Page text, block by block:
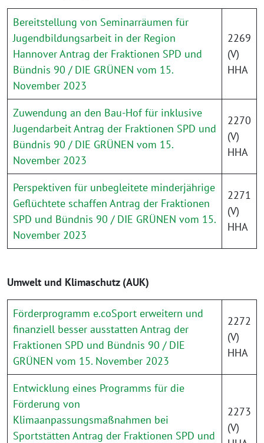
Bereitstellung von Seminarräumen für
Jugendbildungsarbeit in der Region
Hannover Antrag der Fraktionen SPD und
Bündnis 90 / DIE GRÜNEN vom 15.
November 2023
2269
(V)
HHA
Zuwendung an den Bau-Hof für inklusive
Jugendarbeit Antrag der Fraktionen SPD und
Bündnis 90 / DIE GRÜNEN vom 15.
November 2023
2270
(V)
HHA
Perspektiven für unbegleitete minderjährige
Geflüchtete schaffen Antrag der Fraktionen
SPD und Bündnis 90 / DIE GRÜNEN vom 15.
November 2023
2271
(V)
HHA
Umwelt und Klimaschutz (AUK)
Förderprogramm e.coSport erweitern und
finanziell besser ausstatten Antrag der
Fraktionen SPD und Bündnis 90 / DIE
GRÜNEN vom 15. November 2023
2272
(V)
HHA
Entwicklung eines Programms für die
Förderung von
Klimaanpassungsmaßnahmen bei
Sportstätten Antrag der Fraktionen SPD und
2273
(V)